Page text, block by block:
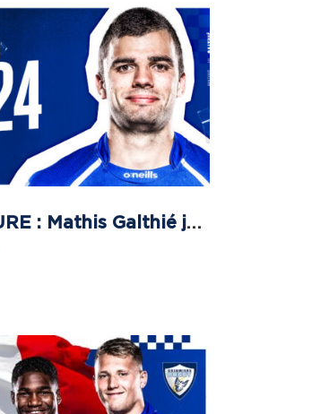
SIGNATURE : Mathis Galthié jusqu’en 2024 avec Colomiers Rugby !